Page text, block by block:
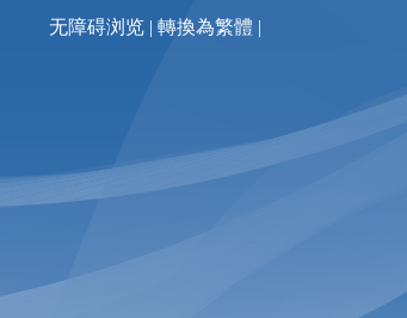
无障碍浏览 | 轉換為繁體 |